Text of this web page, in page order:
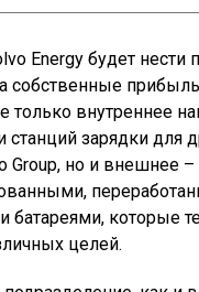
Energy будет нести
собственные
только внутреннее
станций зарядки для
Group, но и внешнее
батареями, которые
целей.